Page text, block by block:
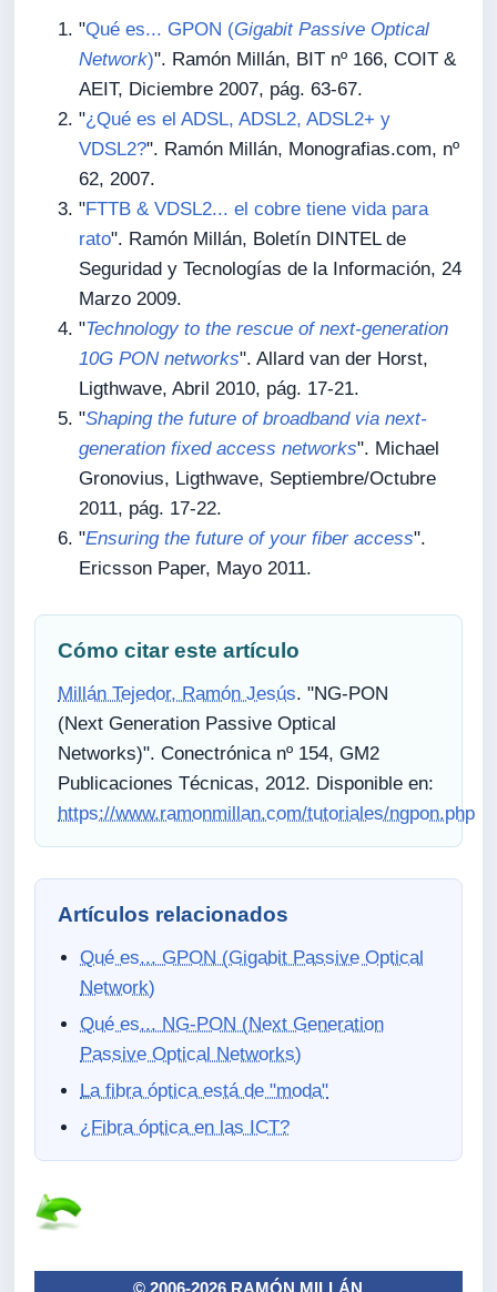
"Qué es... GPON (Gigabit Passive Optical
Network)". Ramón Millán, BIT nº 166, COIT &
AEIT, Diciembre 2007, pág. 63-67.
"¿Qué es el ADSL, ADSL2, ADSL2+ y
VDSL2?". Ramón Millán, Monografias.com, nº
62, 2007.
"FTTB & VDSL2... el cobre tiene vida para
rato". Ramón Millán, Boletín DINTEL de
Seguridad y Tecnologías de la Información, 24
Marzo 2009.
"Technology to the rescue of next-generation
10G PON networks". Allard van der Horst,
Ligthwave, Abril 2010, pág. 17-21.
"Shaping the future of broadband via next-
generation fixed access networks". Michael
Gronovius, Ligthwave, Septiembre/Octubre
2011, pág. 17-22.
"Ensuring the future of your fiber access".
Ericsson Paper, Mayo 2011.
Cómo citar este artículo
Millán Tejedor, Ramón Jesús. "NG-PON
(Next Generation Passive Optical
Networks)". Conectrónica nº 154, GM2
Publicaciones Técnicas, 2012. Disponible en:
https://www.ramonmillan.com/tutoriales/ngpon.php
Artículos relacionados
Qué es... GPON (Gigabit Passive Optical
Network)
Qué es... NG-PON (Next Generation
Passive Optical Networks)
La fibra óptica está de "moda"
¿Fibra óptica en las ICT?
© 2006-2026 RAMÓN MILLÁN